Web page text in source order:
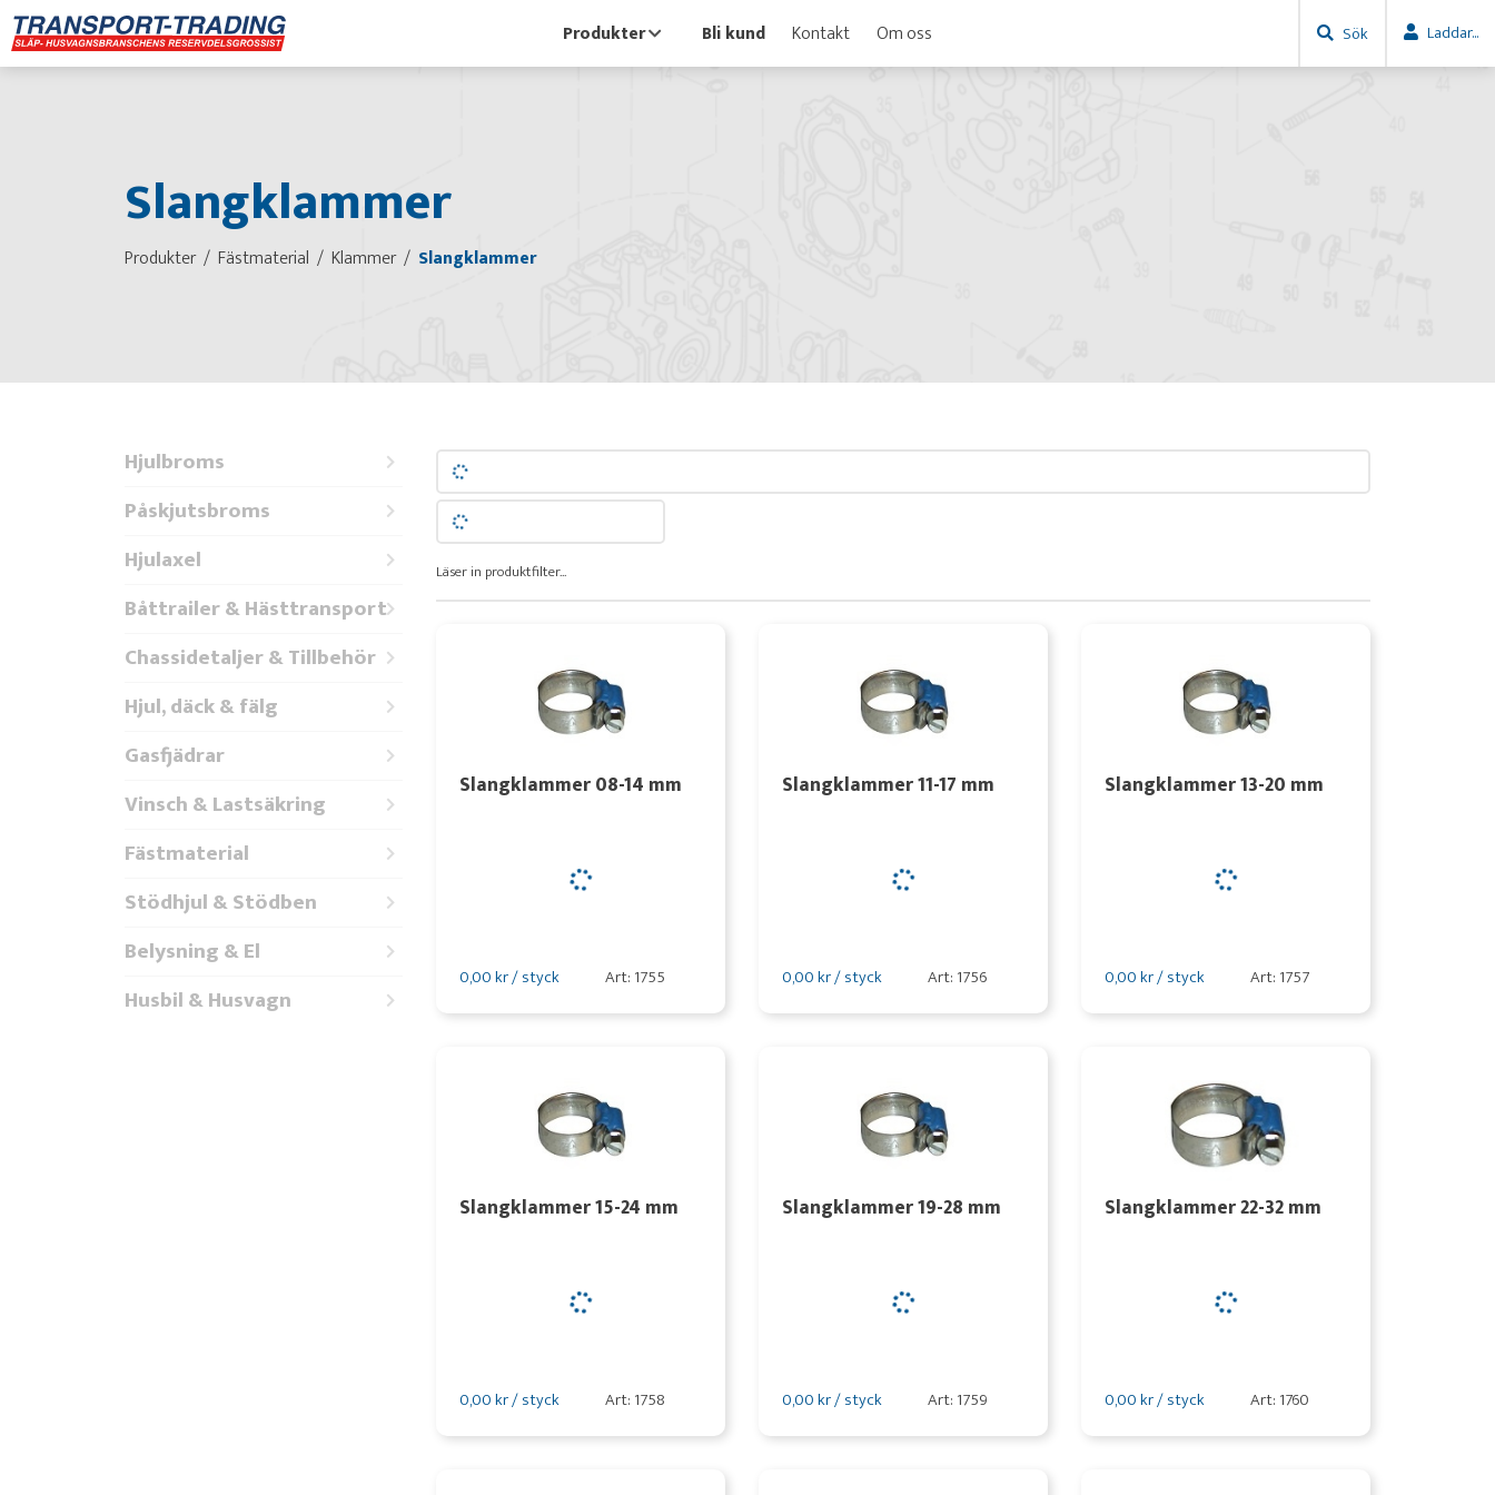
Produkter Bli kund Kontakt Om oss Sök Laddar...
Slangklammer
Produkter Fästmaterial Klammer Slangklammer
Hjulbroms
Påskjutsbroms
Hjulaxel
Båttrailer & Hästtransport
Chassidetaljer & Tillbehör
Hjul, däck & fälg
Gasfjädrar
Vinsch & Lastsäkring
Fästmaterial
Stödhjul & Stödben
Belysning & El
Husbil & Husvagn
Läser in produktfilter...
Slangklammer 08-14 mm
0,00 kr / styck Art: 1755
Slangklammer 11-17 mm
0,00 kr / styck Art: 1756
Slangklammer 13-20 mm
0,00 kr / styck Art: 1757
Slangklammer 15-24 mm
0,00 kr / styck Art: 1758
Slangklammer 19-28 mm
0,00 kr / styck Art: 1759
Slangklammer 22-32 mm
0,00 kr / styck Art: 1760